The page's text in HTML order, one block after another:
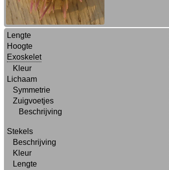
Lengte
Hoogte
Exoskelet
Kleur
Lichaam
Symmetrie
Zuigvoetjes
Beschrijving
Stekels
Beschrijving
Kleur
Lengte